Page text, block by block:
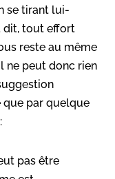
se tirant lui-
dit, tout effort
reste au même
ne peut donc rien
que par quelque
pas être